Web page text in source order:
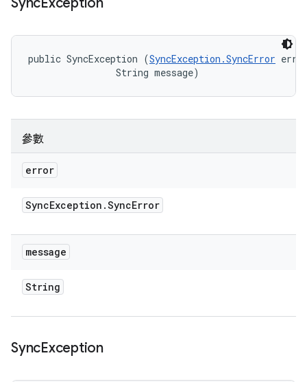
public SyncException (SyncException.SyncError
                String message)
參數
error
SyncException .SyncError
message
String
SyncException